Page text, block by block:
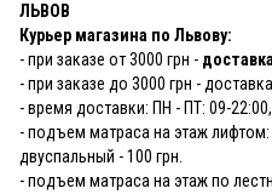
ЛЬВОВ
Курьер магазина по Львову:
- при заказе от 3000 грн -
- при заказе до 3000 грн -
- время доставки: ПН - ПТ: 09-
- подъем матраса на этаж
двуспальный - 100 грн.
- подъем матраса на этаж по